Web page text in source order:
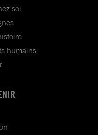
soi
humains